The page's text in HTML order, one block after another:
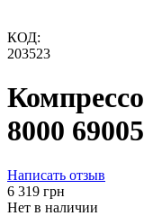
КОД:
203523
8000
Написать отзыв
‍6 319‍ грн
Нет в наличии